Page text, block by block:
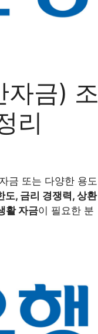
자금) 조
리
금 또는 다양한 용도
도, 금리 경쟁력, 상환
활 자금이 필요한 분